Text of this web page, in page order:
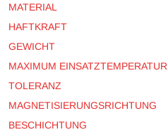
MATERIAL
HAFTKRAFT
GEWICHT
MAXIMUM EINSATZTEMPERATUR
TOLERANZ
MAGNETISIERUNGSRICHTUNG
BESCHICHTUNG